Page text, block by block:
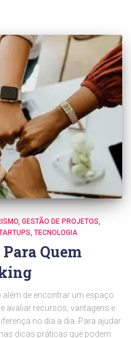
GESTÃO DE PROJETOS
TECNOLOGIA
Quem
de encontrar um espaço
avaliar recursos, vantagens e
no dia a dia. Para ajudar
dicas práticas que podem